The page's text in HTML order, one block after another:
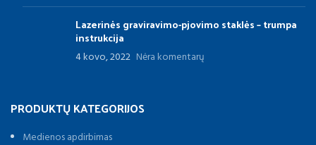
Lazerinės graviravimo-pjovimo staklės – trumpa
instrukcija
4 kovo, 2022 Nėra komentarų
PRODUKTŲ KATEGORIJOS
Medienos apdirbimas